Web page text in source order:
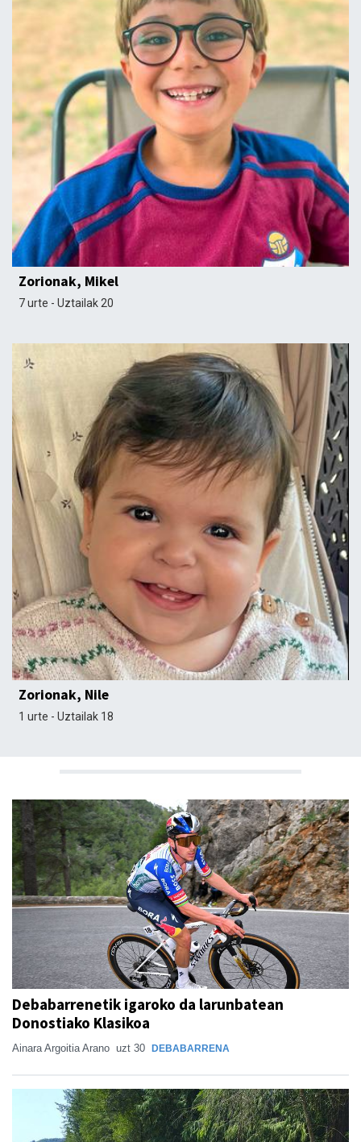
Zorionak, Mikel
7 urte - Uztailak 20
Zorionak, Nile
1 urte - Uztailak 18
Debabarrenetik igaroko da larunbatean
Donostiako Klasikoa
Ainara Argoitia Arano uzt 30 DEBABARRENA